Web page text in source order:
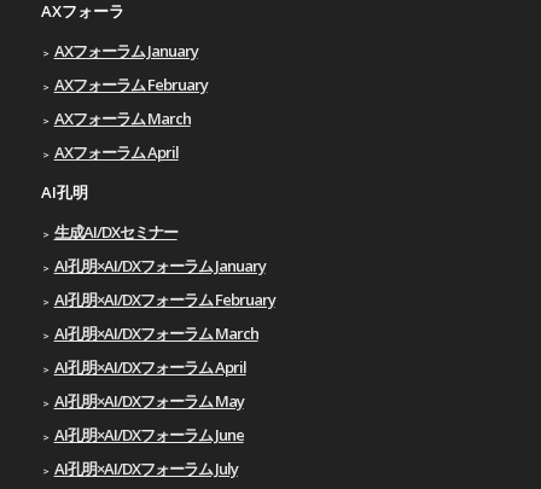
AXフォーラ
AXフォーラム January
AXフォーラム February
AXフォーラム March
AXフォーラム April
AI孔明
生成AI/DXセミナー
AI孔明×AI/DXフォーラム January
AI孔明×AI/DXフォーラム February
AI孔明×AI/DXフォーラム March
AI孔明×AI/DXフォーラム April
AI孔明×AI/DXフォーラム May
AI孔明×AI/DXフォーラム June
AI孔明×AI/DXフォーラム July